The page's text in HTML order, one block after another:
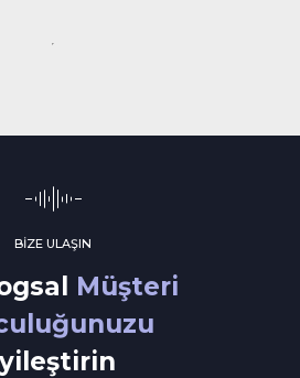
BİZE ULAŞIN
Müşteri